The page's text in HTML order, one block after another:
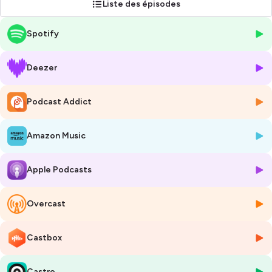
Lumière.
Les consciences sont en train de changer d'octave, puisse la Lumière
rayonnons !
pour plus d'informations.
Liste des épisodes
Spotify
Deezer
Podcast Addict
Amazon Music
Apple Podcasts
Overcast
Castbox